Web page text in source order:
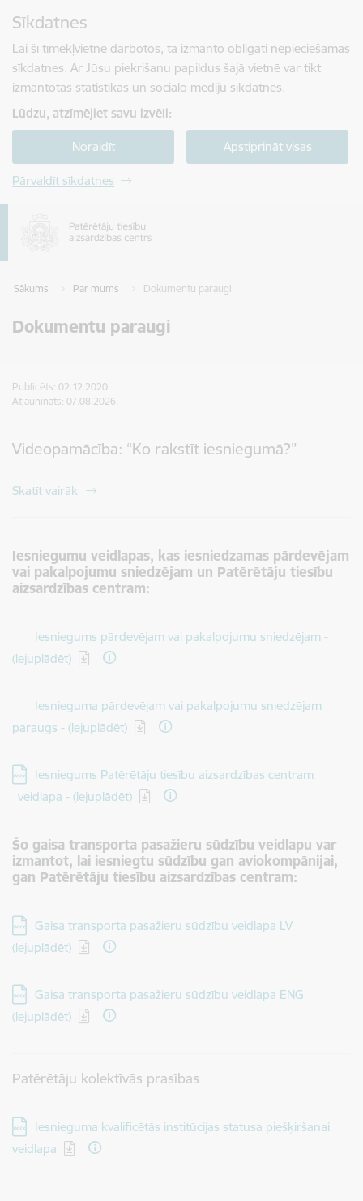
Sīkdatnes
Lai šī tīmekļvietne darbotos, tā izmanto obligāti nepieciešamās
sīkdatnes. Ar Jūsu piekrišanu papildus šajā vietnē var tikt
izmantotas statistikas un sociālo mediju sīkdatnes.
Lūdzu, atzīmējiet savu izvēli:
Noraidīt Apstiprināt visas
Pārvaldīt sīkdatnes
Sākums Par mums Dokumentu paraugi
Dokumentu paraugi
Publicēts: 02.12.2020.
Atjaunināts: 07.08.2026.
Videopamācība: “Ko rakstīt iesniegumā?”
Skatīt vairāk
Iesniegumu veidlapas, kas iesniedzamas pārdevējam
vai pakalpojumu sniedzējam un Patērētāju tiesību
aizsardzības centram:
Lejupielādēt:
Iesniegums pārdevējam vai pakalpojumu sniedzējam -
(lejuplādēt)
Lejupielādēt:
Iesnieguma pārdevējam vai pakalpojumu sniedzējam
paraugs - (lejuplādēt)
Lejupielādēt:
Iesniegums Patērētāju tiesību aizsardzības centram
_veidlapa - (lejuplādēt)
Šo gaisa transporta pasažieru sūdzību veidlapu var
izmantot, lai iesniegtu sūdzību gan aviokompānijai,
gan Patērētāju tiesību aizsardzības centram:
Lejupielādēt:
Gaisa transporta pasažieru sūdzību veidlapa LV
(lejuplādēt)
Lejupielādēt:
Gaisa transporta pasažieru sūdzību veidlapa ENG
(lejuplādēt)
Patērētāju kolektīvās prasības
Lejupielādēt:
Iesnieguma kvalificētās institūcijas statusa piešķiršanai
veidlapa